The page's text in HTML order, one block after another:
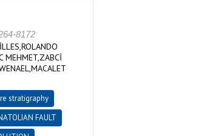
8172
MEHMET,ZABCİ
stratigraphy
FAULT